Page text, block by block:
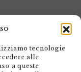
tecnologie
alle
a queste